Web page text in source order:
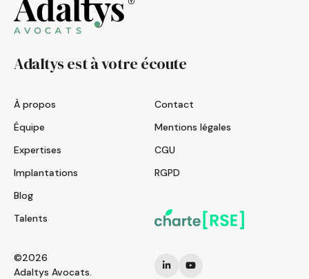
Adaltys est à votre écoute
À propos
Équipe
Expertises
Implantations
Blog
Talents
Contact
Mentions légales
CGU
RGPD
©2026
Adaltys Avocats.